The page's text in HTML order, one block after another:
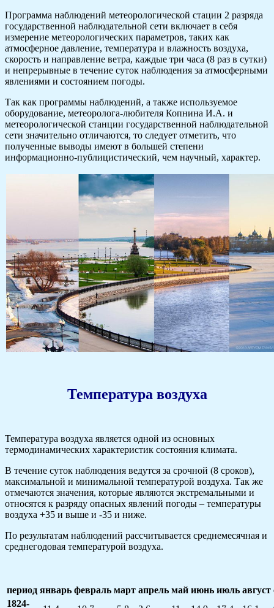
Программа наблюдений метеорологической стации 2 разряда
государственной наблюдательной сети включает в себя
измерение метеорологических параметров, таких как
атмосферное давление, температура и влажность воздуха,
скорость и направление ветра, каждые три часа (8 раз в сутки)
и непрерывные в течение суток наблюдения за атмосферными
явлениями и состоянием погоды.
Так как программы наблюдений, а также используемое
оборудование, метеоролога-любителя Копнина И.А. и
метеорологической станции государственной наблюдательной
сети значительно отличаются, то следует отметить, что
полученные выводы имеют в большей степени
информационно-публицистический, чем научный, характер.
Температура воздуха
Температура воздуха является одной из основных
термодинамических характеристик состояния климата.
В течение суток наблюдения ведутся за срочной (8 сроков),
максимальной и минимальной температурой воздуха. Так же
отмечаются значения, которые являются экстремальными и
относятся к разряду опасных явлений погоды – температуры
воздуха +35 и выше и -35 и ниже.
По результатам наблюдений рассчитывается среднемесячная и
среднегодовая температурой воздуха.
период январь февраль март апрель май июнь июль август
1824-